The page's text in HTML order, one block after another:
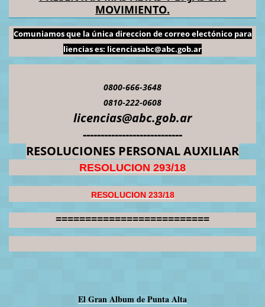
MOVIMIENTO.
Comuniamos que la única direccion de correo electónico para
liencias es: licenciasabc@abc.gob.ar
0800-666-3648
0810-222-0608
licencias@abc.gob.ar
----------------------------
RESOLUCIONES PERSONAL AUXILIAR
RESOLUCION 293/18
RESOLUCION 233/18
==========================
El Gran Album de Punta Alta